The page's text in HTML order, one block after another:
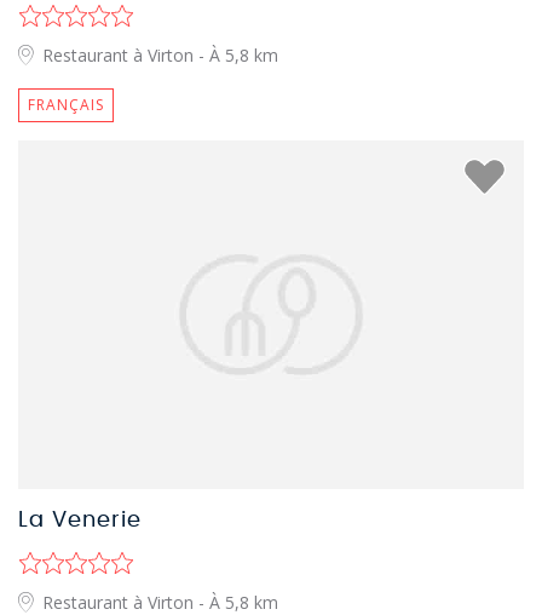
Restaurant à Virton - À 5,8 km
FRANÇAIS
La Venerie
Restaurant à Virton - À 5,8 km